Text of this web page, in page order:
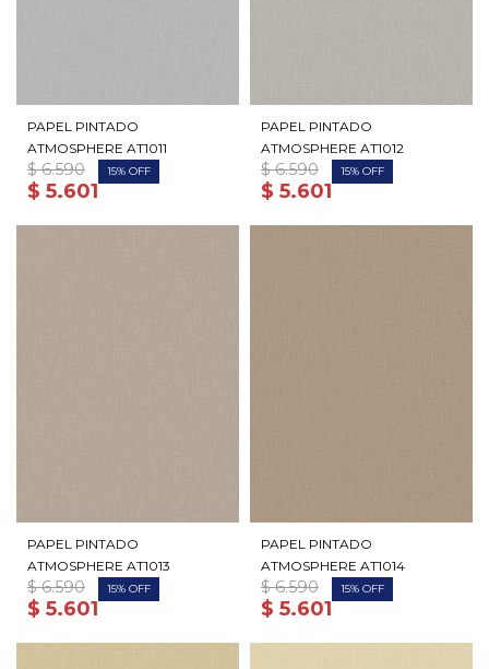
PAPEL PINTADO
ATMOSPHERE AT1011
$ 5.601
$ 6.590 15
PAPEL PINTADO
ATMOSPHERE AT1012
$ 5.601
$ 6.590 15
PAPEL PINTADO
ATMOSPHERE AT1013
$ 5.601
$ 6.590 15
PAPEL PINTADO
ATMOSPHERE AT1014
$ 5.601
$ 6.590 15